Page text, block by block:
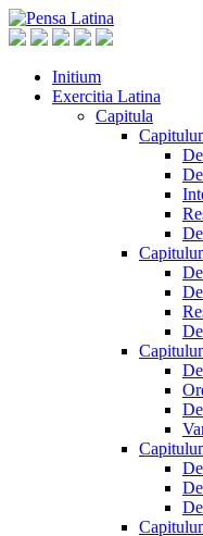
Initium
Exercitia Latina
Capitula